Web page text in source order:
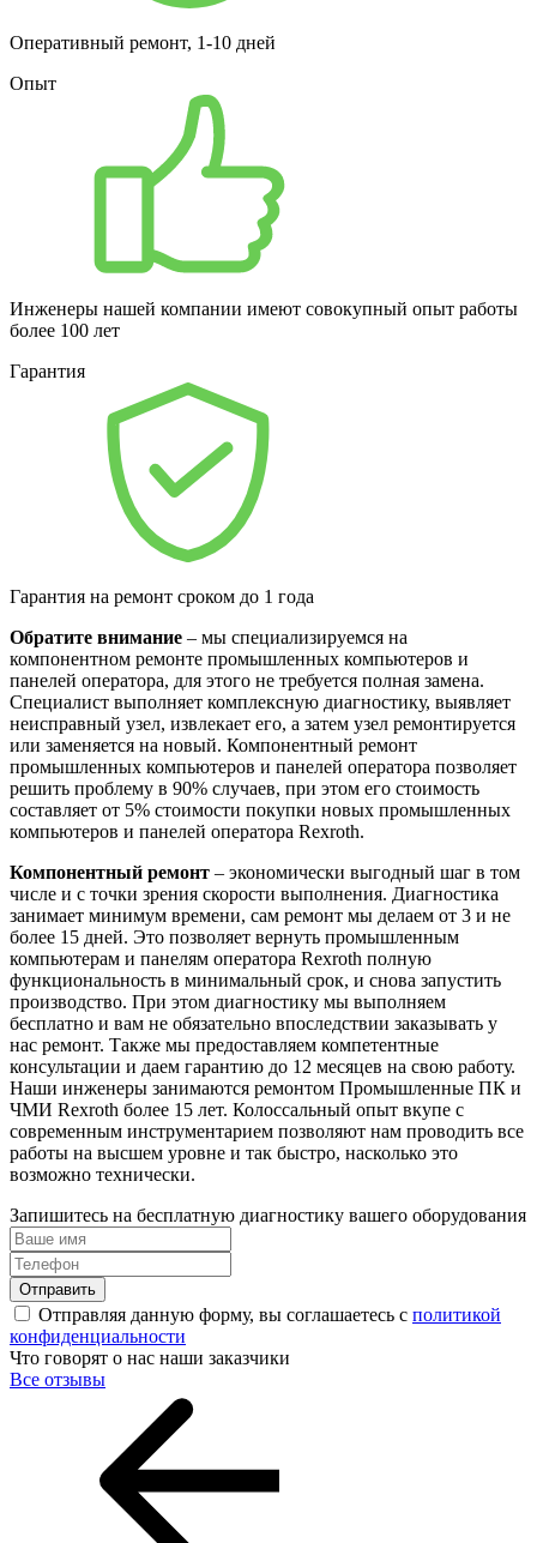
Оперативный ремонт, 1-10 дней
Опыт
Инженеры нашей компании имеют совокупный опыт работы
более 100 лет
Гарантия
Гарантия на ремонт сроком до 1 года
Обратите внимание – мы специализируемся на
компонентном ремонте промышленных компьютеров и
панелей оператора, для этого не требуется полная замена.
Специалист выполняет комплексную диагностику, выявляет
неисправный узел, извлекает его, а затем узел ремонтируется
или заменяется на новый. Компонентный ремонт
промышленных компьютеров и панелей оператора позволяет
решить проблему в 90% случаев, при этом его стоимость
составляет от 5% стоимости покупки новых промышленных
компьютеров и панелей оператора Rexroth.
Компонентный ремонт – экономически выгодный шаг в том
числе и с точки зрения скорости выполнения. Диагностика
занимает минимум времени, сам ремонт мы делаем от 3 и не
более 15 дней. Это позволяет вернуть промышленным
компьютерам и панелям оператора Rexroth полную
функциональность в минимальный срок, и снова запустить
производство. При этом диагностику мы выполняем
бесплатно и вам не обязательно впоследствии заказывать у
нас ремонт. Также мы предоставляем компетентные
консультации и даем гарантию до 12 месяцев на свою работу.
Наши инженеры занимаются ремонтом Промышленные ПК и
ЧМИ Rexroth более 15 лет. Колоссальный опыт вкупе с
современным инструментарием позволяют нам проводить все
работы на высшем уровне и так быстро, насколько это
возможно технически.
Запишитесь на бесплатную диагностику вашего оборудования
Отправить
Отправляя данную форму, вы соглашаетесь с политикой
конфиденциальности
Что говорят о нас наши заказчики
Все отзывы